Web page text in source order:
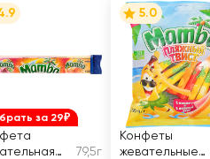
за 29₽
79,5г
5.0
Конфеты
жевательные